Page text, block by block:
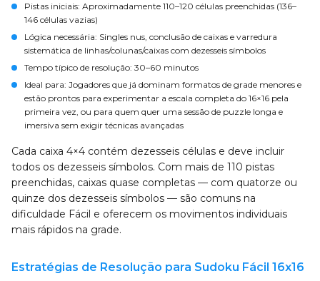
Pistas iniciais: Aproximadamente 110–120 células preenchidas (136–
146 células vazias)
Lógica necessária: Singles nus, conclusão de caixas e varredura
sistemática de linhas/colunas/caixas com dezesseis símbolos
Tempo típico de resolução: 30–60 minutos
Ideal para: Jogadores que já dominam formatos de grade menores e
estão prontos para experimentar a escala completa do 16×16 pela
primeira vez, ou para quem quer uma sessão de puzzle longa e
imersiva sem exigir técnicas avançadas
Cada caixa 4×4 contém dezesseis células e deve incluir
todos os dezesseis símbolos. Com mais de 110 pistas
preenchidas, caixas quase completas — com quatorze ou
quinze dos dezesseis símbolos — são comuns na
dificuldade Fácil e oferecem os movimentos individuais
mais rápidos na grade.
Estratégias de Resolução para Sudoku Fácil 16x16